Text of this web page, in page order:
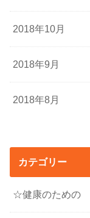
2018年10月
2018年9月
2018年8月
カテゴリー
☆健康のための